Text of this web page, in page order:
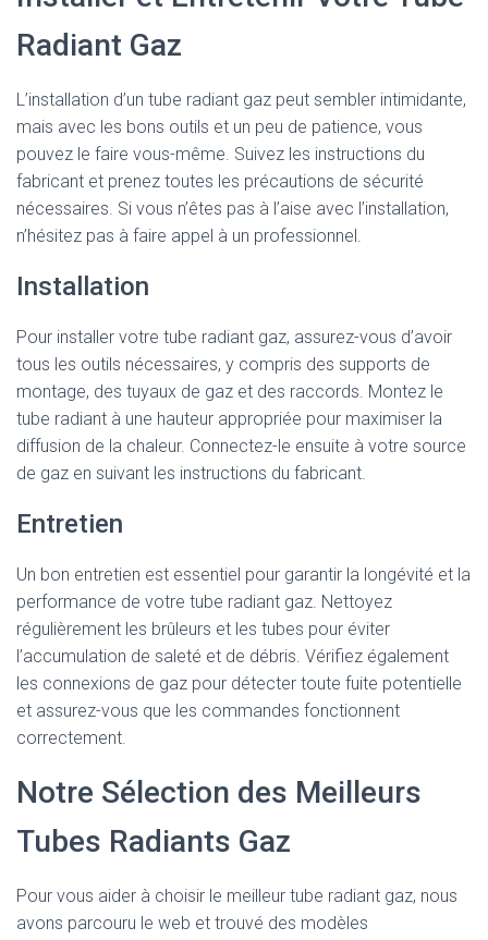
Radiant Gaz
L’installation d’un tube radiant gaz peut sembler intimidante,
mais avec les bons outils et un peu de patience, vous
pouvez le faire vous-même. Suivez les instructions du
fabricant et prenez toutes les précautions de sécurité
nécessaires. Si vous n’êtes pas à l’aise avec l’installation,
n’hésitez pas à faire appel à un professionnel.
Installation
Pour installer votre tube radiant gaz, assurez-vous d’avoir
tous les outils nécessaires, y compris des supports de
montage, des tuyaux de gaz et des raccords. Montez le
tube radiant à une hauteur appropriée pour maximiser la
diffusion de la chaleur. Connectez-le ensuite à votre source
de gaz en suivant les instructions du fabricant.
Entretien
Un bon entretien est essentiel pour garantir la longévité et la
performance de votre tube radiant gaz. Nettoyez
régulièrement les brûleurs et les tubes pour éviter
l’accumulation de saleté et de débris. Vérifiez également
les connexions de gaz pour détecter toute fuite potentielle
et assurez-vous que les commandes fonctionnent
correctement.
Notre Sélection des Meilleurs
Tubes Radiants Gaz
Pour vous aider à choisir le meilleur tube radiant gaz, nous
avons parcouru le web et trouvé des modèles